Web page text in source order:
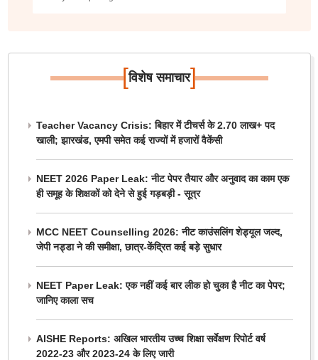
[विशेष समाचार]
Teacher Vacancy Crisis: बिहार में टीचर्स के 2.70 लाख+ पद
खाली; झारखंड, एमपी समेत कई राज्यों में हजारों वैकेंसी
NEET 2026 Paper Leak: नीट पेपर तैयार और अनुवाद का काम एक
ही समूह के शिक्षकों को देने से हुई गड़बड़ी - सूत्र
MCC NEET Counselling 2026: नीट काउंसलिंग शेड्यूल जल्द,
जेपी नड्डा ने की समीक्षा, छात्र-केंद्रित कई बड़े सुधार
NEET Paper Leak: एक नहीं कई बार लीक हो चुका है नीट का पेपर;
जानिए काला सच
AISHE Reports: अखिल भारतीय उच्च शिक्षा सर्वेक्षण रिपोर्ट वर्ष
2022-23 और 2023-24 के लिए जारी